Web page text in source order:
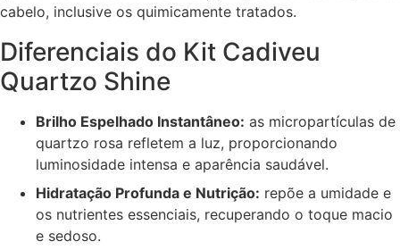
cabelo, inclusive os quimicamente tratados.
Diferenciais do Kit Cadiveu
Quartzo Shine
Brilho Espelhado Instantâneo: as micropartículas de
quartzo rosa refletem a luz, proporcionando
luminosidade intensa e aparência saudável.
Hidratação Profunda e Nutrição: repõe a umidade e
os nutrientes essenciais, recuperando o toque macio
e sedoso.